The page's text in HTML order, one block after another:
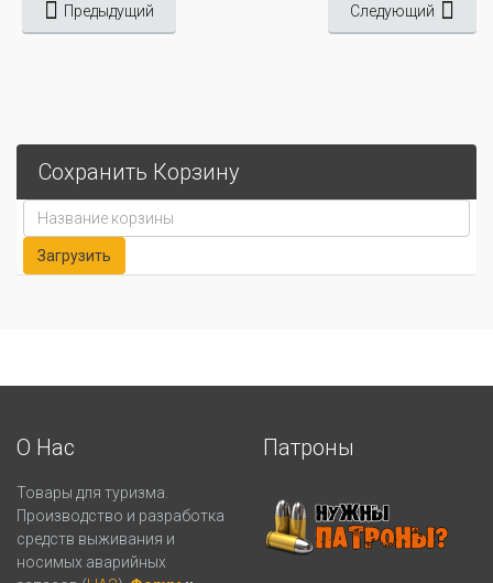
Предыдущий Следующий
Сохранить Корзину
О Нас
Товары для туризма.
Производство и разработка
средств выживания и
носимых аварийных
Патроны